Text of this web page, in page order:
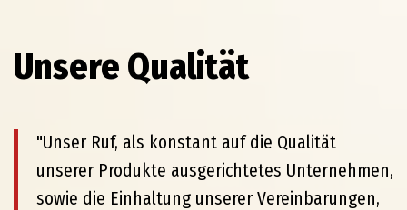
Unsere Qualität
"Unser Ruf, als konstant auf die Qualität
unserer Produkte ausgerichtetes Unternehmen,
sowie die Einhaltung unserer Vereinbarungen,